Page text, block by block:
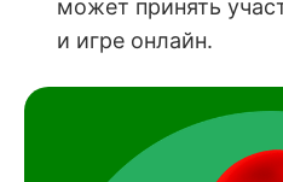
может принять
и игре онлайн.